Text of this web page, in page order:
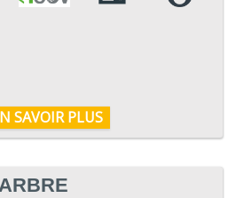
SAVOIR PLUS